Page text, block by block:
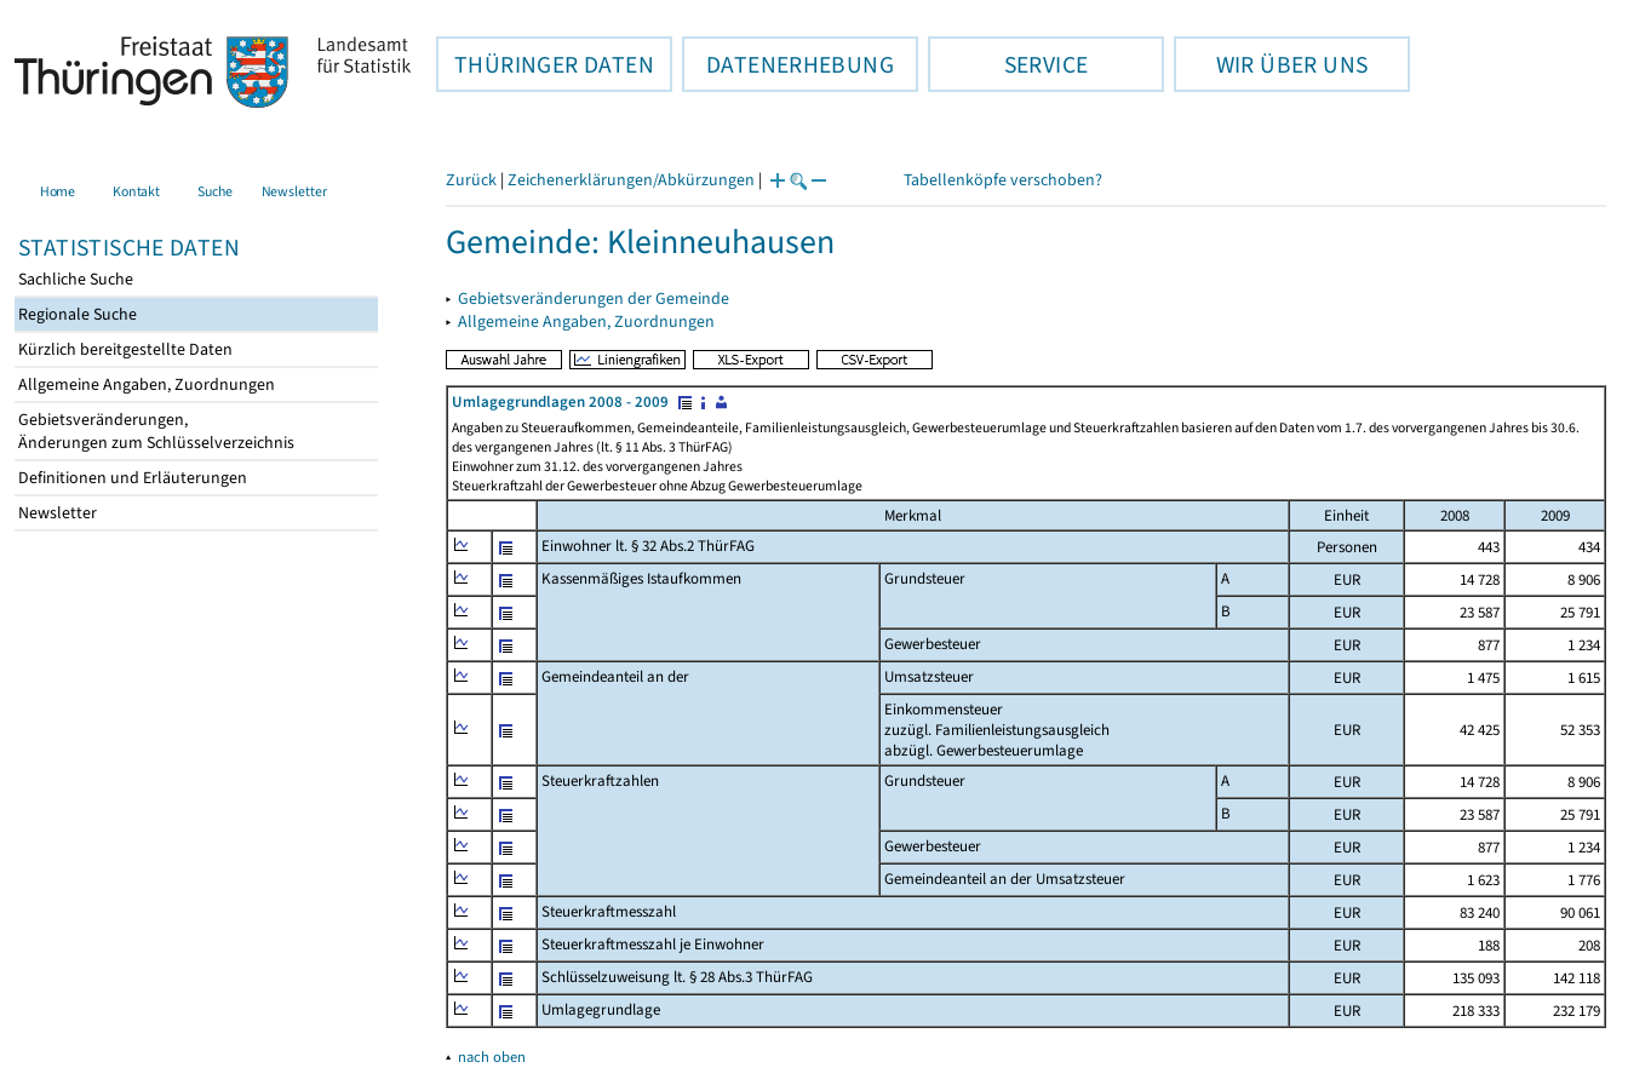
THÜRINGER DATEN DATENERHEBUNG SERVICE WIR ÜBER UNS
Home Kontakt Suche Newsletter
STATISTISCHE DATEN
Sachliche Suche
Regionale Suche
Kürzlich bereitgestellte Daten
Allgemeine Angaben, Zuordnungen
Gebietsveränderungen,
Änderungen zum Schlüsselverzeichnis
Definitionen und Erläuterungen
Newsletter
Zurück | Zeichenerklärungen/Abkürzungen | Tabellenköpfe verschoben?
Gemeinde: Kleinneuhausen
▸ Gebietsveränderungen der Gemeinde
▸ Allgemeine Angaben, Zuordnungen
Umlagegrundlagen 2008 - 2009
Angaben zu Steueraufkommen, Gemeindeanteile, Familienleistungsausgleich, Gewerbesteuerumlage und Steuerkraftzahlen basieren auf den Daten vom 1.7. des vorvergangenen Jahres bis 30.6.
des vergangenen Jahres (lt. § 11 Abs. 3 ThürFAG)
Einwohner zum 31.12. des vorvergangenen Jahres
Steuerkraftzahl der Gewerbesteuer ohne Abzug Gewerbesteuerumlage
Merkmal Einheit 2008
2009
Einwohner lt. § 32 Abs.2 ThürFAG
Personen 443
434
Kassenmäßiges Istaufkommen
Grundsteuer A EUR 14 728
8 906
B
EUR 23 587
25 791
Gewerbesteuer
EUR 877
1 234
Gemeindeanteil an der
Umsatzsteuer EUR 1 475
1 615
Einkommensteuer
zuzügl. Familienleistungsausgleich
abzügl. Gewerbesteuerumlage
EUR 42 425 52 353
Steuerkraftzahlen Grundsteuer A EUR 14 728
8 906
B
EUR 23 587
25 791
Gewerbesteuer
EUR 877
1 234
Gemeindeanteil an der Umsatzsteuer
EUR 1 623
1 776
Steuerkraftmesszahl
EUR 83 240
90 061
Steuerkraftmesszahl je Einwohner
EUR 188
208
Schlüsselzuweisung lt. § 28 Abs.3 ThürFAG
EUR 135 093
142 118
Umlagegrundlage
EUR 218 333 232 179
▴ nach oben